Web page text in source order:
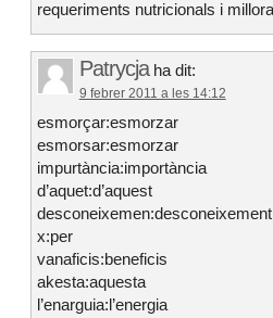
requeriments nutricionals i
Patrycja ha dit:
9 febrer 2011 a les 14:12
esmorçar:esmorzar
esmorsar:esmorzar
impurtància:importància
d’aquet:d’aquest
desconeixemen:desconeixement
x:per
vanaficis:beneficis
akesta:aquesta
l’enarguia:l’energia